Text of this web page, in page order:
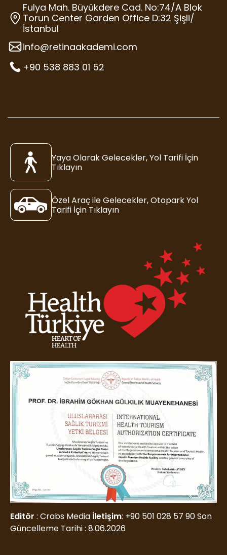
Fulya Mah. Büyükdere Cad. No:74/A Blok
Torun Center Garden Office D:32 Şişli/
İstanbul
info@retinaakademi.com
+90 538 883 01 52
Yaya Olarak Gelecekler, Yol Tarifi İçin
Tıklayın
Özel Araç ile Gelecekler, Otopark Yol
Tarifi İçin Tıklayın
Editör : Crabs Media İletişim: +90 501 028 57 90Son
Güncelleme Tarihi : 8.06.2026